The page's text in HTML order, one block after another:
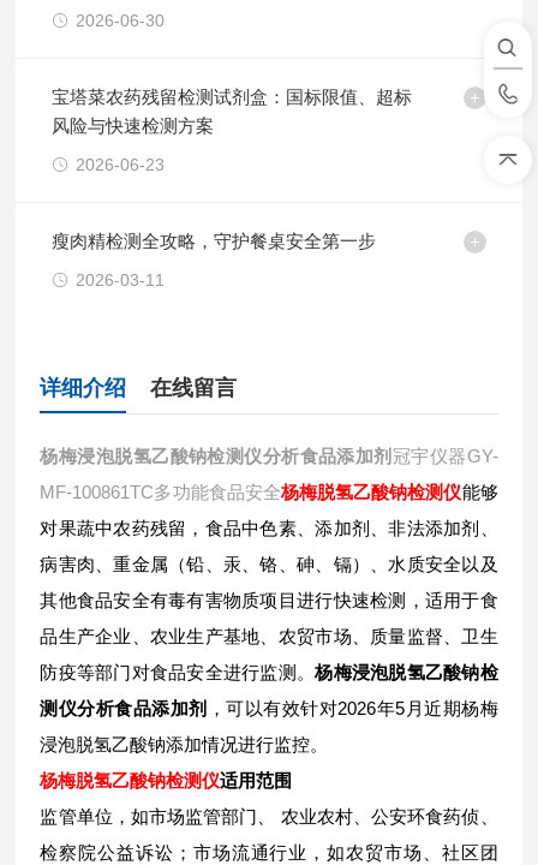
2026-06-30
宝塔菜农药残留检测试剂盒：国标限值、超标
风险与快速检测方案
2026-06-23
瘦肉精检测全攻略，守护餐桌安全第一步
2026-03-11
详细介绍 在线留言
杨梅浸泡脱氢乙酸钠检测仪分析食品添加剂 冠宇仪器GY-
MF-100861TC多功能食品安全杨梅脱氢乙酸钠检测仪能够
对果蔬中农药残留，食品中色素、添加剂、非法添加剂、
病害肉、重金属（铅、汞、铬、砷、镉）、水质安全以及
其他食品安全有毒有害物质项目进行快速检测，适用于食
品生产企业、农业生产基地、农贸市场、质量监督、卫生
防疫等部门对食品安全进行监测。杨梅浸泡脱氢乙酸钠检
测仪分析食品添加剂 ，可以有效针对2026年5月近期杨梅
浸泡脱氢乙酸钠添加情况进行监控。
杨梅脱氢乙酸钠检测仪适用范围
监管单位，如市场监管部门、 农业农村、公安环食药侦、
检察院公益诉讼；市场流通行业，如农贸市场、社区团